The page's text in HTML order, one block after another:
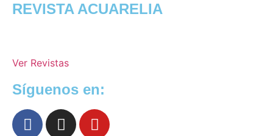
REVISTA ACUARELIA
Ver Revistas
Síguenos en: